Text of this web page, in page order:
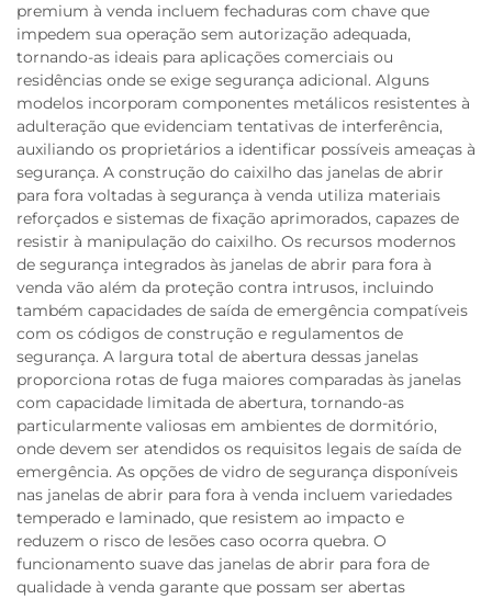
premium à venda incluem fechaduras com chave que
impedem sua operação sem autorização adequada,
tornando-as ideais para aplicações comerciais ou
residências onde se exige segurança adicional. Alguns
modelos incorporam componentes metálicos resistentes à
adulteração que evidenciam tentativas de interferência,
auxiliando os proprietários a identificar possíveis ameaças à
segurança. A construção do caixilho das janelas de abrir
para fora voltadas à segurança à venda utiliza materiais
reforçados e sistemas de fixação aprimorados, capazes de
resistir à manipulação do caixilho. Os recursos modernos
de segurança integrados às janelas de abrir para fora à
venda vão além da proteção contra intrusos, incluindo
também capacidades de saída de emergência compatíveis
com os códigos de construção e regulamentos de
segurança. A largura total de abertura dessas janelas
proporciona rotas de fuga maiores comparadas às janelas
com capacidade limitada de abertura, tornando-as
particularmente valiosas em ambientes de dormitório,
onde devem ser atendidos os requisitos legais de saída de
emergência. As opções de vidro de segurança disponíveis
nas janelas de abrir para fora à venda incluem variedades
temperado e laminado, que resistem ao impacto e
reduzem o risco de lesões caso ocorra quebra. O
funcionamento suave das janelas de abrir para fora de
qualidade à venda garante que possam ser abertas